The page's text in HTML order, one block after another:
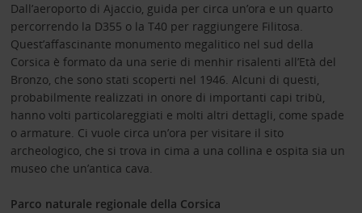
Dall’aeroporto di Ajaccio, guida per circa un’ora e un quarto
percorrendo la D355 o la T40 per raggiungere Filitosa.
Quest’affascinante monumento megalitico nel sud della
Corsica è formato da una serie di menhir risalenti all’Età del
Bronzo, che sono stati scoperti nel 1946. Alcuni di questi,
probabilmente realizzati in onore di importanti capi tribù,
hanno volti particolareggiati e molti altri dettagli, come spade
o armature. Ci vuole circa un’ora per visitare il sito
archeologico, che si trova in cima a una collina e ospita sia un
museo che un’antica cava.
Parco naturale regionale della Corsica